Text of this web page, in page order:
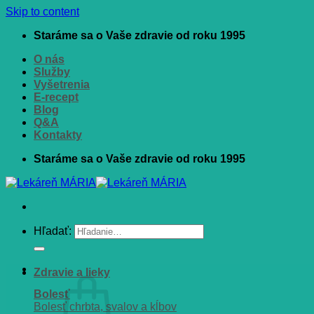
Skip to content
Staráme sa o Vaše zdravie od roku 1995
O nás
Služby
Vyšetrenia
E-recept
Blog
Q&A
Kontakty
Staráme sa o Vaše zdravie od roku 1995
Hľadať:
Zdravie a lieky
Bolesť
Bolesť chrbta, svalov a kĺbov